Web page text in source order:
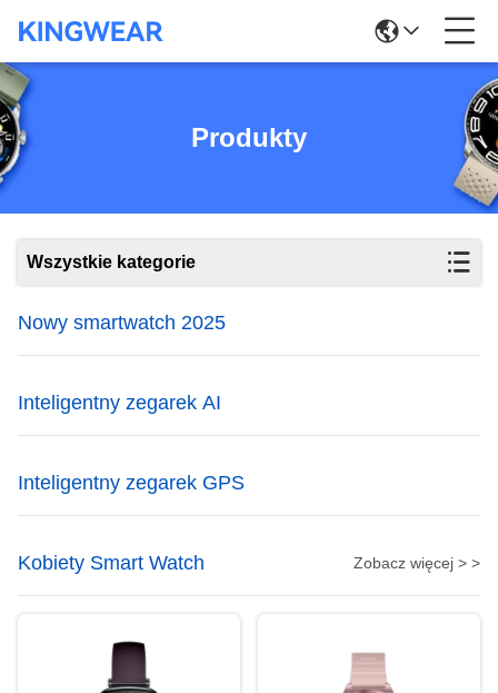
Produkty
Wszystkie kategorie
Nowy smartwatch 2025
Inteligentny zegarek AI
Inteligentny zegarek GPS
Kobiety Smart Watch Zobacz więcej > >